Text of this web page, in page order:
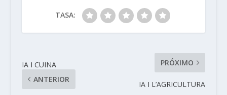
TASA:
IA I CUINA
ANTERIOR
PRÓXIMO
IA I L’AGRICULTURA